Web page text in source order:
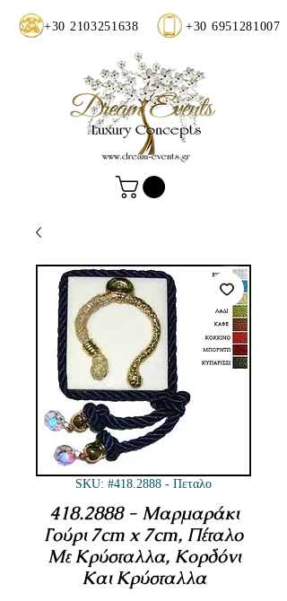
+30 2103251638 +30 6951281007
SKU: #418.2888 - Πεταλο
418.2888 - Μαρμαράκι
Γούρι 7cm x 7cm, Πέταλο
Με Κρύσταλλα, Κορδόνι
Και Κρύσταλλα